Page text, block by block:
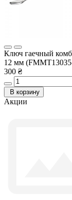
Ключ гаечный
12 мм
300 ₴
В корзину
Акции